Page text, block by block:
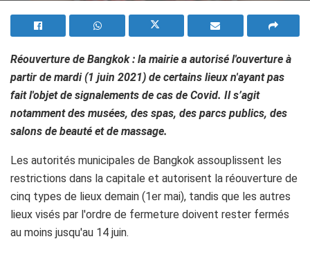
Réouverture de Bangkok : la mairie a autorisé l'ouverture à
partir de mardi (1 juin 2021) de certains lieux n'ayant pas
fait l'objet de signalements de cas de Covid. Il s’agit
notamment des musées, des spas, des parcs publics, des
salons de beauté et de massage.
Les autorités municipales de Bangkok assouplissent les
restrictions dans la capitale et autorisent la réouverture de
cinq types de lieux demain (1er mai), tandis que les autres
lieux visés par l'ordre de fermeture doivent rester fermés
au moins jusqu'au 14 juin.